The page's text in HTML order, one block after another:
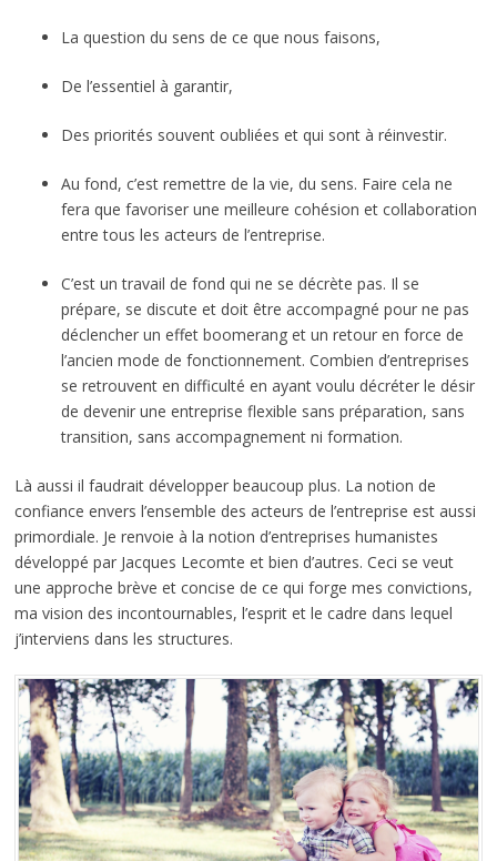
La question du sens de ce que nous faisons,
De l’essentiel à garantir,
Des priorités souvent oubliées et qui sont à réinvestir.
Au fond, c’est remettre de la vie, du sens. Faire cela ne
fera que favoriser une meilleure cohésion et collaboration
entre tous les acteurs de l’entreprise.
C’est un travail de fond qui ne se décrète pas. Il se
prépare, se discute et doit être accompagné pour ne pas
déclencher un effet boomerang et un retour en force de
l’ancien mode de fonctionnement. Combien d’entreprises
se retrouvent en difficulté en ayant voulu décréter le désir
de devenir une entreprise flexible sans préparation, sans
transition, sans accompagnement ni formation.
Là aussi il faudrait développer beaucoup plus. La notion de
confiance envers l’ensemble des acteurs de l’entreprise est aussi
primordiale. Je renvoie à la notion d’entreprises humanistes
développé par Jacques Lecomte et bien d’autres. Ceci se veut
une approche brève et concise de ce qui forge mes convictions,
ma vision des incontournables, l’esprit et le cadre dans lequel
j’interviens dans les structures.